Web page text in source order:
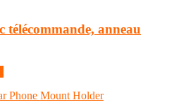
télécommande, anneau